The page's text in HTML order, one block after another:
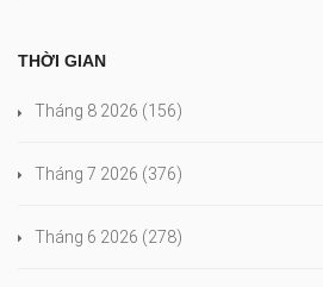
THỜI GIAN
Tháng 8 2026 (156)
Tháng 7 2026 (376)
Tháng 6 2026 (278)